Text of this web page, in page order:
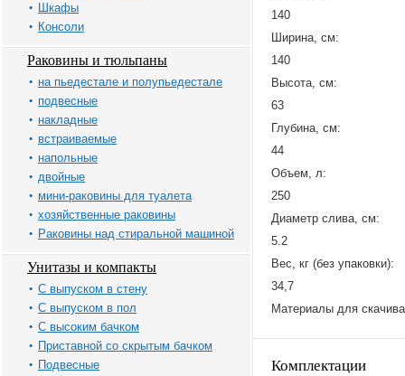
Шкафы
Консоли
Раковины и тюльпаны
на пьедестале и полупьедестале
подвесные
накладные
встраиваемые
напольные
двойные
мини-раковины для туалета
хозяйственные раковины
Раковины над стиральной машиной
Унитазы и компакты
С выпуском в стену
С выпуском в пол
С высоким бачком
Приставной со скрытым бачком
Подвесные
140
Ширина, см:
140
Высота, см:
63
Глубина, см:
44
Объем, л:
250
Диаметр слива, см:
5.2
Вес, кг (без упаковки):
34,7
Материалы для
Комплектации